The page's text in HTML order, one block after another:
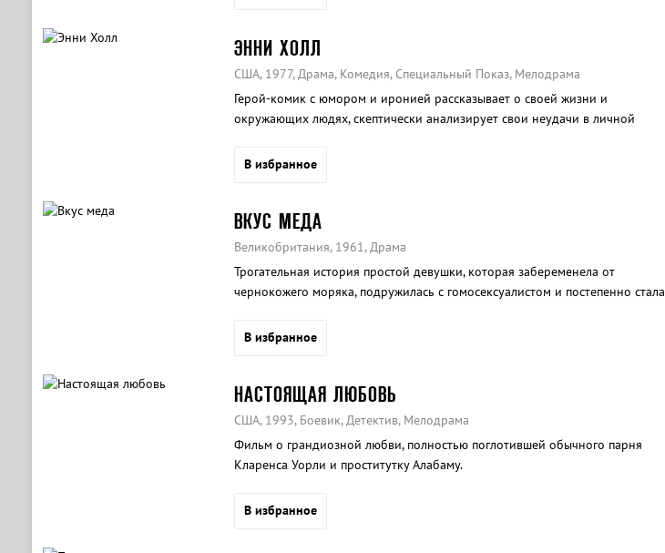
ЭННИ ХОЛЛ
США, 1977, Драма, Комедия, Специальный Показ, Мелодрама
Герой-комик с юмором и иронией рассказывает о своей жизни и
окружающих людях, скептически анализирует свои неудачи в личной
В избранное
ВКУС МЕДА
Великобритания, 1961, Драма
Трогательная история простой девушки, которая забеременела от
чернокожего моряка, подружилась с гомосексуалистом и постепенно стала
В избранное
НАСТОЯЩАЯ ЛЮБОВЬ
США, 1993, Боевик, Детектив, Мелодрама
Фильм о грандиозной любви, полностью поглотившей обычного парня
Кларенса Уорли и проститутку Алабаму.
В избранное